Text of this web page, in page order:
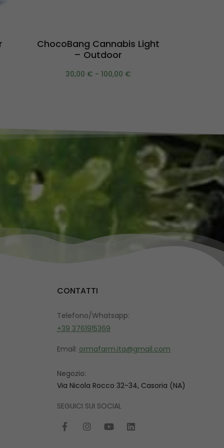
Scegli
ChocoBang Cannabis Light
– Outdoor
30,00 € - 100,00 €
CONTATTI
Telefono/Whatsapp:
+39 3761915369
Email: ormafarm.ita@gmail.com
Negozio:
Via Nicola Rocco 32-34, Casoria (NA)
SEGUICI SUI SOCIAL